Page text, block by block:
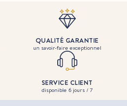
QUALITÉ GARANTIE
un savoir-faire exceptionnel
SERVICE CLIENT
disponible 6 jours / 7